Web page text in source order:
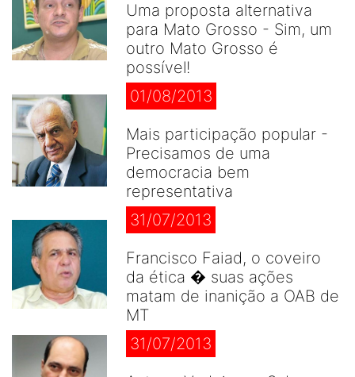
Uma proposta alternativa
para Mato Grosso - Sim, um
outro Mato Grosso é
possível!
01/08/2013
Mais participação popular -
Precisamos de uma
democracia bem
representativa
31/07/2013
Francisco Faiad, o coveiro
da ética � suas ações
matam de inanição a OAB de
MT
31/07/2013